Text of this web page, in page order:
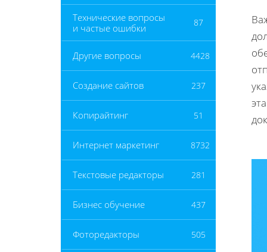
Технические вопросы
и частые ошибки
87
Другие вопросы 4428
Создание сайтов 237
Копирайтинг 51
Интернет маркетинг 8732
Текстовые редакторы 281
Бизнес обучение 437
Фоторедакторы 505